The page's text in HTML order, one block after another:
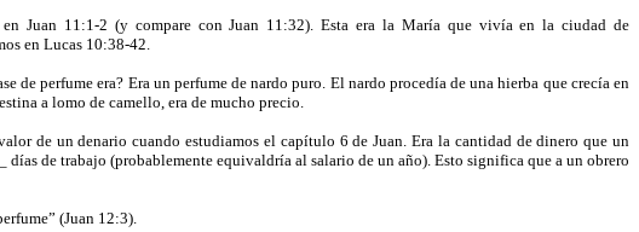
Juan 11:1-2 (y compare con Juan 11:32). Esta era la María que vivía en la ciudad de
en Lucas 10:38-42.
de perfume era? Era un perfume de nardo puro. El nardo procedía de una hierba que crecía en
a lomo de camello, era de mucho precio.
de un denario cuando estudiamos el capítulo 6 de Juan. Era la cantidad de dinero que un
de trabajo (probablemente equivaldría al salario de un año). Esto significa que a un obrero
(Juan 12:3).